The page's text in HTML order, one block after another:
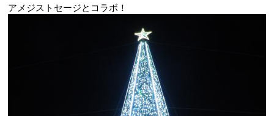
アメジストセージとコラボ！